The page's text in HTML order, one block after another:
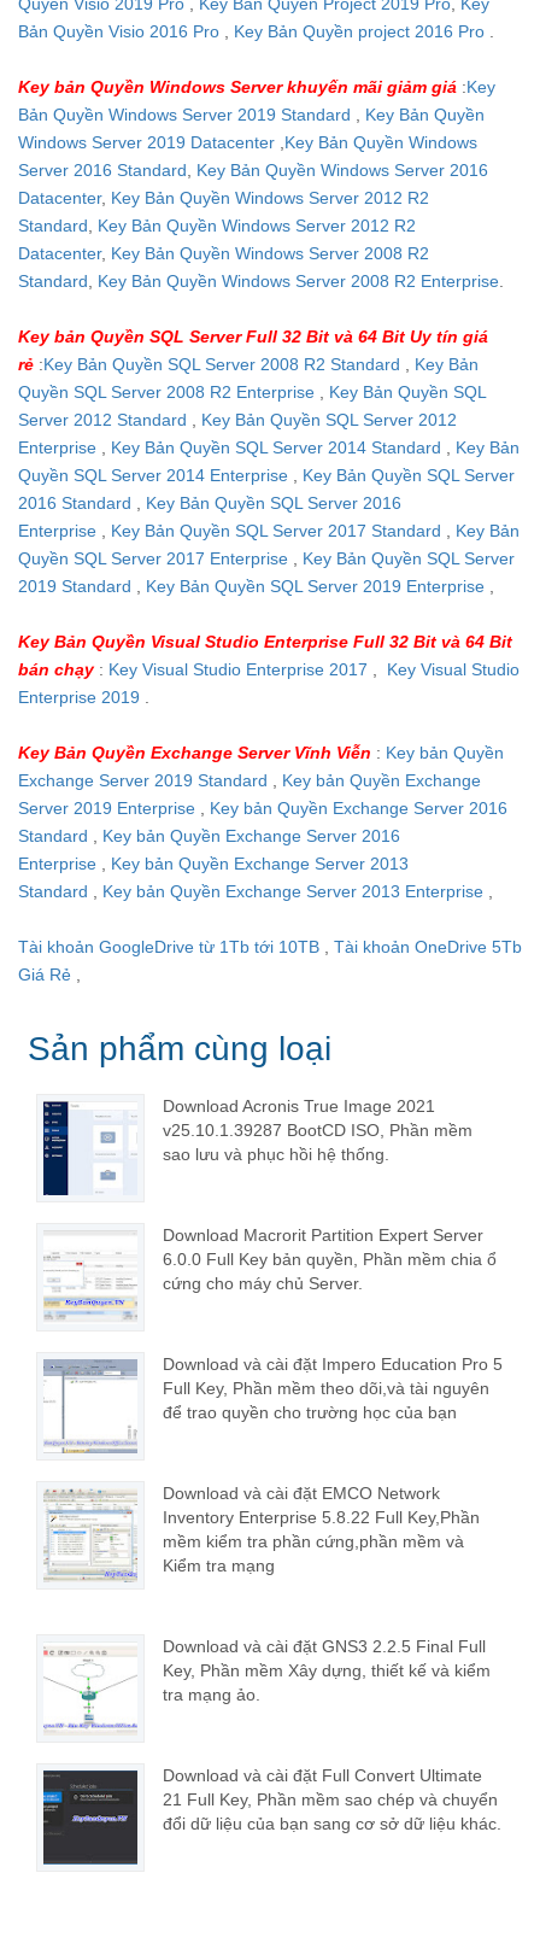
Bản Quyền Visio 2016 Pro
Key Bản Quyền project 2016 Pro
Key bản Quyền Windows Server khuyến mãi giảm giá :Key
Bản Quyền Windows Server 2019 Standard
Key Bản Quyền
Windows Server 2019 Datacenter Key Bản Quyền Windows
Server 2016 Standard
Key Bản Quyền Windows Server 2016
Datacenter, Key Bản Quyền Windows Server 2012 R2
Standard
Key Bản Quyền Windows Server 2012 R2
Datacenter, Key Bản Quyền Windows Server 2008 R2
Standard
Key Bản Quyền Windows Server 2008 R2 Enterprise
Key bản Quyền SQL Server Full 32 Bit và 64 Bit Uy tín giá
rẻ :Key Bản Quyền SQL Server 2008 R2 Standard
Key Bản
Quyền SQL Server 2008 R2 Enterprise
Key Bản Quyền SQL
Server 2012 Standard
Key Bản Quyền SQL Server 2012
Enterprise
Key Bản Quyền SQL Server 2014 Standard
Key Bản
Quyền SQL Server 2014 Enterprise
Key Bản Quyền SQL Server
2016 Standard
Key Bản Quyền SQL Server 2016
Enterprise
Key Bản Quyền SQL Server 2017 Standard
Key Bản
Quyền SQL Server 2017 Enterprise
Key Bản Quyền SQL Server
2019 Standard
Key Bản Quyền SQL Server 2019 Enterprise
Key Bản Quyền Visual Studio Enterprise Full 32 Bit và 64 Bit
bán chạy: Key Visual Studio Enterprise 2017
Key Visual Studio
Enterprise 2019
Key Bản Quyền Exchange Server Vĩnh Viễn : Key bản Quyền
Exchange Server 2019 Standard
Key bản Quyền Exchange
Server 2019 Enterprise
Key bản Quyền Exchange Server 2016
Standard
Key bản Quyền Exchange Server 2016
Enterprise
Key bản Quyền Exchange Server 2013
Standard
Key bản Quyền Exchange Server 2013 Enterprise
Tài khoản GoogleDrive từ 1Tb tới 10TB
Tài khoản OneDrive 5Tb
Giá Rẻ
Sản phẩm cùng loại
Download Acronis True Image 2021
v25.10.1.39287 BootCD ISO, Phần mềm
sao lưu và phục hồi hệ thống.
Download Macrorit Partition Expert Server
6.0.0 Full Key bản quyền, Phần mềm chia ổ
cứng cho máy chủ Server.
Download và cài đặt Impero Education Pro 5
Full Key, Phần mềm theo dõi,và tài nguyên
để trao quyền cho trường học của bạn
Download và cài đặt EMCO Network
Inventory Enterprise 5.8.22 Full Key,Phần
mềm kiểm tra phần cứng,phần mềm và
Kiểm tra mạng
Download và cài đặt GNS3 2.2.5 Final Full
Key, Phần mềm Xây dựng, thiết kế và kiểm
tra mạng ảo.
Download và cài đặt Full Convert Ultimate
21 Full Key, Phần mềm sao chép và chuyển
đổi dữ liệu của bạn sang cơ sở dữ liệu khác.